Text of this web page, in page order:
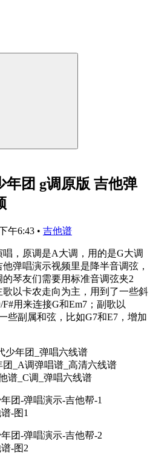
年团 g调原版 吉他弹
午6:43 • 吉他谱
，原调是A大调，用的是G大调
弹唱演示视频里是降半音调弦，
琴友们需要用标准音调弦夹2
以卡农走向为主，用到了一些斜
用来连接G和Em7；副歌以
些副属和弦，比如G7和E7，增加
少年团_弹唱六线谱
_A调弹唱谱_高清六线谱
谱_C调_弹唱六线谱
-图1
-图2